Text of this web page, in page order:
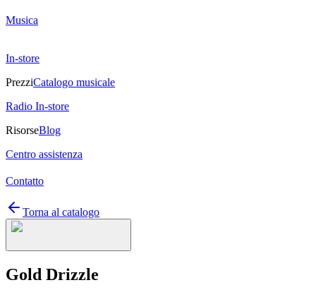
Musica
In-store
PrezziCatalogo musicale
Radio In-store
RisorseBlog
Centro assistenza
Contatto
Torna al catalogo
Gold Drizzle